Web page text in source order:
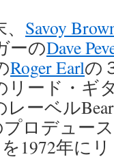
Savoy
ーのDave
Roger Earlの
リード・ギ
レーベル
プロデュー
を1972年にリ